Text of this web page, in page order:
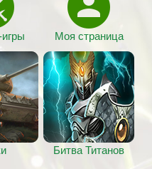
Моя страница
Битва Титанов